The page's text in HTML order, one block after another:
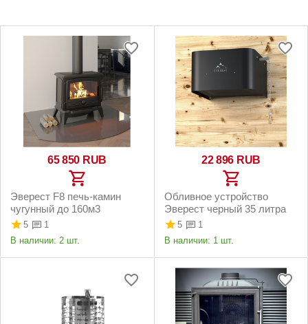
65 850 RUB
Эверест F8 печь-камин
чугунный до 160м3
5
1
В наличии: 2 шт.
22 896 RUB
Обливное устройство
Эверест черный 35 литра
5
1
В наличии: 1 шт.